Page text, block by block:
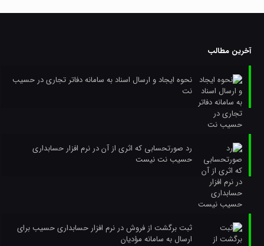
آخرین مطالب
نحوه ایجاد و ارسال اسناد به سامانه دفاتر تجاری در حسیب
نت
رد صورتحسابی که اثری از آن در نرم افزار حسابداری
حسیب نت نیست
ثبت برگشت از فروش در نرم افزار حسابداری حسیب برای
ارسال به سامانه مؤدیان